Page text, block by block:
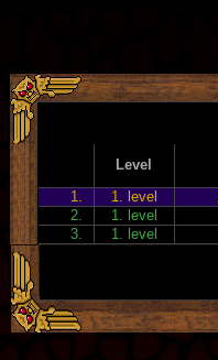
Level
1.
1. level
2.
1. level
3.
1. level